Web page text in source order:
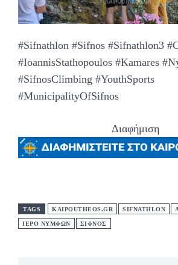
#Sifnathlon #Sifnos #Sifnathlon3
#IoannisStathopoulos #Kamares
#SifnosClimbing #YouthSports
#MunicipalityOfSifnos
Διαφήμιση
TAGS KAIPOUTHEOS.GR SIFNATHLON
ΙΕΡΟ ΝΥΜΦΩΝ ΣΙΦΝΟΣ